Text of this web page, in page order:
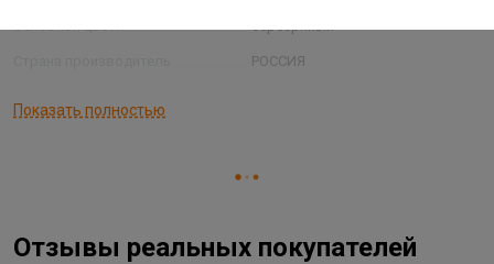
Основной цвет: серебряный
РОССИЯ
Показать полностью
Отзывы реальных покупателей